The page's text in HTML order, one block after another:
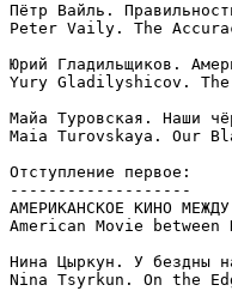
Пётр Вайль.
Peter Vailу. The
Юрий Гладильщиков.
Yury Gladilуshicov. The
Майа Туровская. Наши
Maia Turovskaya. Our
Отступление первое:
-------------------
АМЕРИКАНСКОЕ КИНО
American Movie between
Нина Цыркун. У бездны
Nina Tsyrkun. On the